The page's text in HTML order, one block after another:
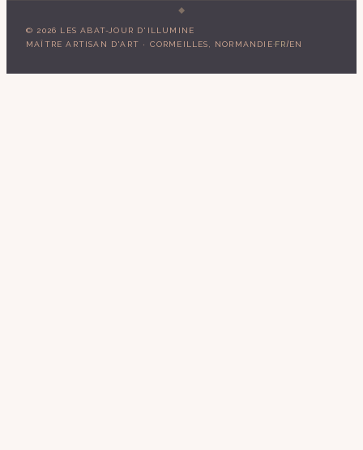
© 2026 LES ABAT-JOUR D'ILLUMINE
MAÎTRE ARTISAN D'ART · CORMEILLES, NORMANDIE·FR/EN